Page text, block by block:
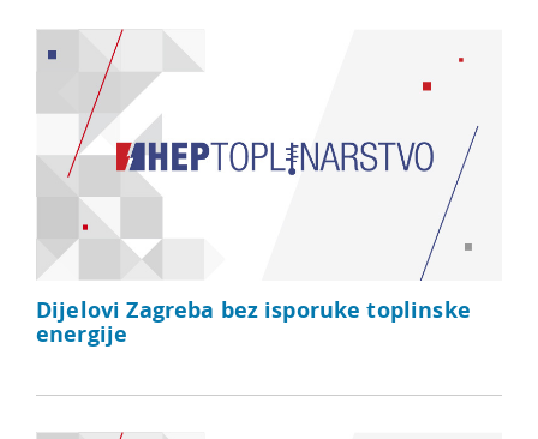
Dijelovi Zagreba bez isporuke toplinske
energije